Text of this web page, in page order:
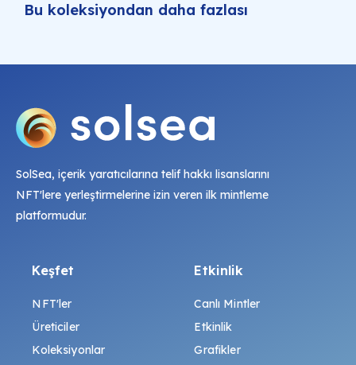
Bu koleksiyondan daha fazlası
SolSea, içerik yaratıcılarına telif hakkı lisanslarını
NFT'lere yerleştirmelerine izin veren ilk mintleme
platformudur.
Keşfet
NFT'ler
Üreticiler
Koleksiyonlar
Etkinlik
Canlı Mintler
Etkinlik
Grafikler